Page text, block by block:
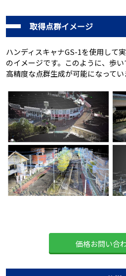
取得点群イメージ
ハンディスキャナGS-1を使用して
のイメージです。このように、歩
高精度な点群生成が可能になってい
価格お問い合